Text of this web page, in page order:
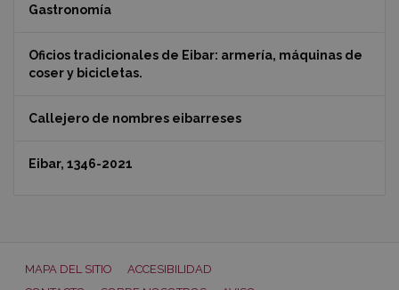
Gastronomía
Oficios tradicionales de Eibar: armería, máquinas de
coser y bicicletas.
Callejero de nombres eibarreses
Eibar, 1346-2021
MAPA DEL SITIO
ACCESIBILIDAD